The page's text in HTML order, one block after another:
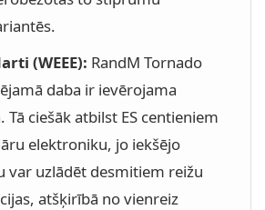
(WEEE): RandM Tornado
daba ir ievērojama
Tā ciešāk atbilst ES centieniem
elektroniku, jo iekšējo
var uzlādēt desmitiem reižu
atšķirībā no vienreiz